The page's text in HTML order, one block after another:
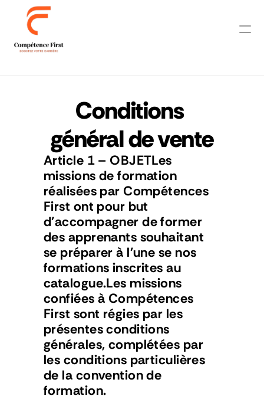
Niveau A1.1
Niveau A1.2
Niveau A1.3
Niveau A1.4
Niveau A1 Complet
Niveau A2.1
Niveau A2.2
Niveau A2.3
Niveau A2.4
Niveau A2 Complet
RESOURCES
Careers
Conditions
général de vente
Article 1 – OBJETLes
missions de formation
réalisées par Compétences
First ont pour but
d'accompagner de former
des apprenants souhaitant
se préparer à l'une se nos
formations inscrites au
catalogue.Les missions
confiées à Compétences
First sont régies par les
présentes conditions
générales, complétées par
les conditions particulières
de la convention de
formation.